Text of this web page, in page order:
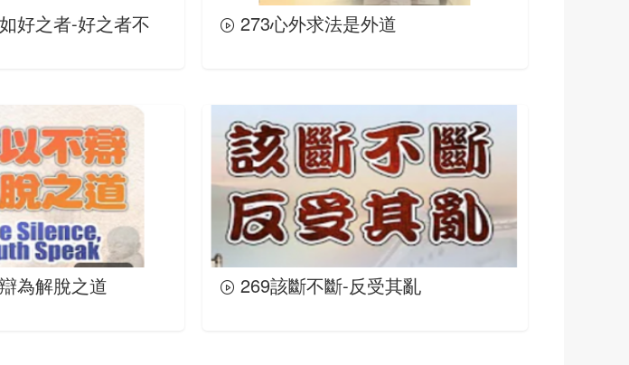
273心外求法是外道
為解脫之道 269該斷不斷-反受其亂